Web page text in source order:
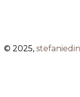
© 2025,